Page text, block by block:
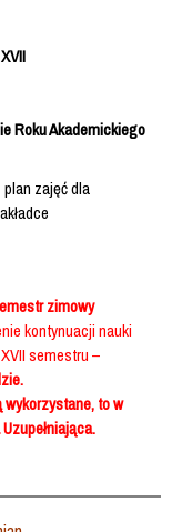
Roku Akademickiego
zajęć dla
zimowy
kontynuacji nauki
semestru –
to w